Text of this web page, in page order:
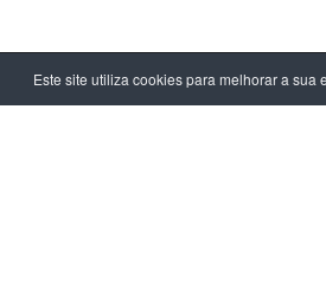
Este site utiliza cookies para melhorar a